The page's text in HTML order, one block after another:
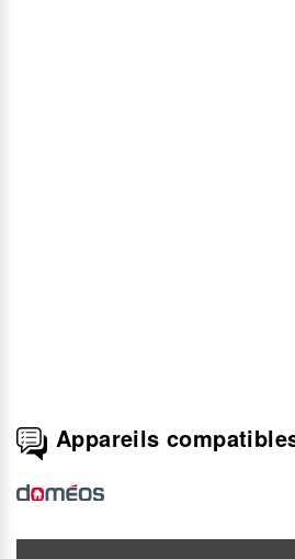
Appareils